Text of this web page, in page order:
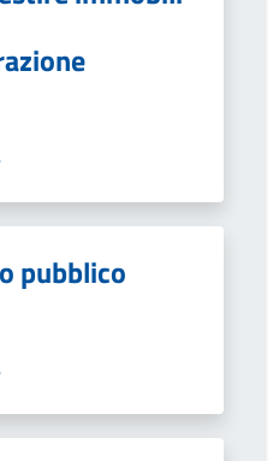
pubblico